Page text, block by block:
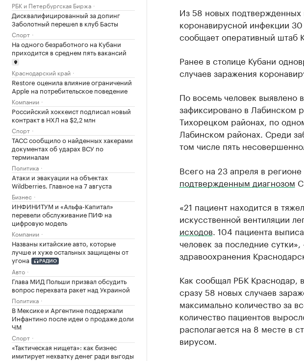
РБК и Петербургская Биржа
Дисквалифицированный за допинг
Заболотный перешел в клуб Басты
Спорт
На одного безработного на Кубани
приходится в среднем пять вакансий
Краснодарский край
Restore оценила влияние ограничений
Apple на потребительское поведение
Компании
Российский хоккеист подписал новый
контракт в НХЛ на $2,2 млн
Спорт
ТАСС сообщило о найденных хакерами
документах об ударах ВСУ по
терминалам
Политика
Атаки и эвакуации на объектах
Wildberries. Главное на 7 августа
Бизнес
ИНФИНИТУМ и «Альфа-Капитал»
перевели обслуживание ПИФ на
цифровую модель
Компании
Названы китайские авто, которые
лучше и хуже остальных защищены от
угона
РАДИО
Авто
Глава МИД Польши призвал обсудить
вопрос перехвата ракет над Украиной
Политика
В Мексике и Аргентине поддержали
Инфантино после идеи о продаже доли
ЧМ
Спорт
«Тактическая нищета»: как бизнес
имитирует нехватку денег ради выгоды
Из 58 новых подтвержденных
коронавирусной инфекции
сообщает оперативный штаб
Ранее в столице Кубани
случаев заражения
По восемь человек выявлено
зафиксировано в Лабинском
Тихорецком районах, по
Лабинском районах. Среди
том числе пять
Всего на 23 апреля в регионе
подтвержденным диагнозом
«21 пациент находится в
искусственной вентиляции
исходов . 104 пациента
человек за последние
здравоохранения
Как сообщал РБК Краснодар,
сразу 58 новых случаев
максимально количество за
количество пациентов
располагается на 8 месте в
вирусом.